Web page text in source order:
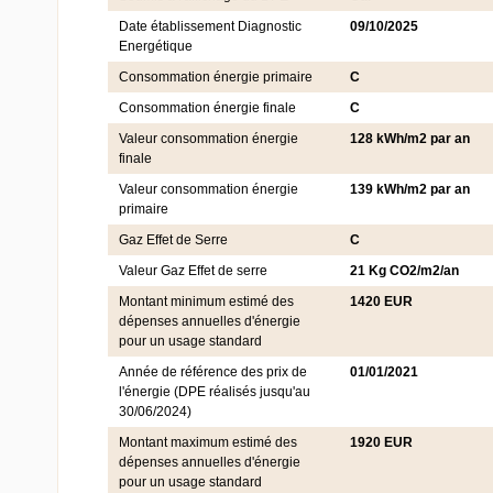
Date établissement Diagnostic
Energétique
09/10/2025
Consommation énergie primaire
C
Consommation énergie finale
C
Valeur consommation énergie
finale
128 kWh/m2 par an
Valeur consommation énergie
primaire
139 kWh/m2 par an
Gaz Effet de Serre
C
Valeur Gaz Effet de serre
21 Kg CO2/m2/an
Montant minimum estimé des
dépenses annuelles d'énergie
pour un usage standard
1420 EUR
Année de référence des prix de
l'énergie (DPE réalisés jusqu'au
30/06/2024)
01/01/2021
Montant maximum estimé des
dépenses annuelles d'énergie
pour un usage standard
1920 EUR